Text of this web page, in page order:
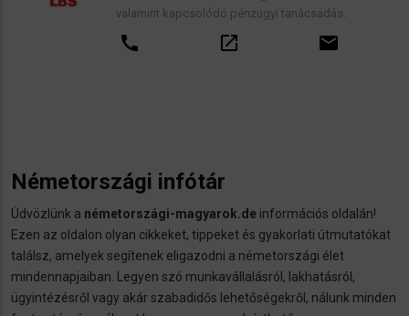
valamint kapcsolódó pénzügyi tanácsadás.
Németországi infótár
Üdvözlünk a németországi-magyarok.de információs oldalán!
Ezen az oldalon olyan cikkeket, tippeket és gyakorlati útmutatókat
találsz, amelyek segítenek eligazodni a németországi élet
mindennapjaiban. Legyen szó munkavállalásról, lakhatásról,
ügyintézésről vagy akár szabadidős lehetőségekről, nálunk minden